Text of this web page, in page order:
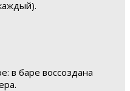
в баре воссоздана